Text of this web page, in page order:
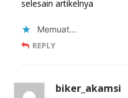
selesain artikelnya
Memuat...
REPLY
biker_akamsi